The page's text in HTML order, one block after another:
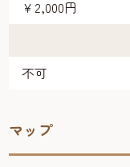
￥2,000円
不可
マップ